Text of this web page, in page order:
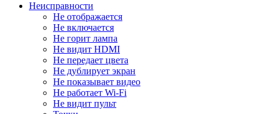
Неисправности
Не отображается
Не включается
Не горит лампа
Не видит HDMI
Не передает цвета
Не дублирует экран
Не показывает видео
Не работает Wi-Fi
Не видит пульт